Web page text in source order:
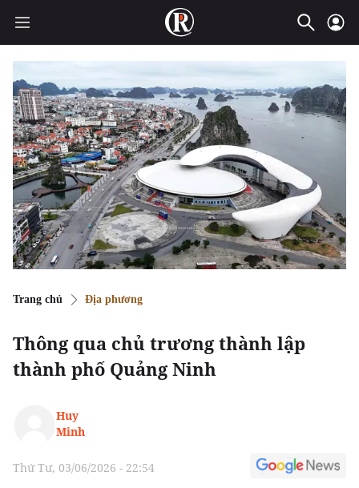
Trang chủ Địa phương
Thông qua chủ trương thành lập
thành phố Quảng Ninh
Huy
Minh
Thứ Tư, 03/06/2026 - 22:54